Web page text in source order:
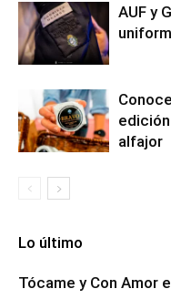
AUF y
alfajor
Lo último
Tócame y Con Amor